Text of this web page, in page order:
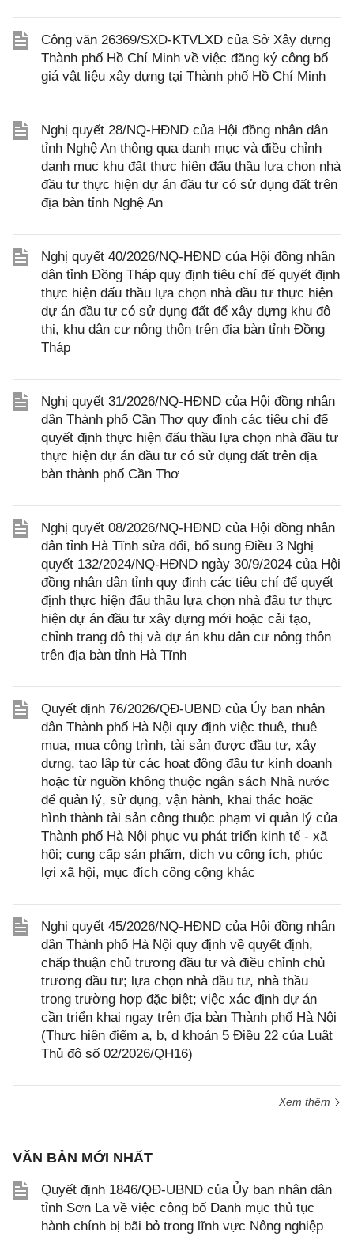
Công văn 26369/SXD-KTVLXD của Sở Xây dựng
Thành phố Hồ Chí Minh về việc đăng ký công bố
giá vật liệu xây dựng tại Thành phố Hồ Chí Minh
Nghị quyết 28/NQ-HĐND của Hội đồng nhân dân
tỉnh Nghệ An thông qua danh mục và điều chỉnh
danh mục khu đất thực hiện đấu thầu lựa chọn nhà
đầu tư thực hiện dự án đầu tư có sử dụng đất trên
địa bàn tỉnh Nghệ An
Nghị quyết 40/2026/NQ-HĐND của Hội đồng nhân
dân tỉnh Đồng Tháp quy định tiêu chí để quyết định
thực hiện đấu thầu lựa chọn nhà đầu tư thực hiện
dự án đầu tư có sử dụng đất để xây dựng khu đô
thị, khu dân cư nông thôn trên địa bàn tỉnh Đồng
Tháp
Nghị quyết 31/2026/NQ-HĐND của Hội đồng nhân
dân Thành phố Cần Thơ quy định các tiêu chí để
quyết định thực hiện đấu thầu lựa chọn nhà đầu tư
thực hiện dự án đầu tư có sử dụng đất trên địa
bàn thành phố Cần Thơ
Nghị quyết 08/2026/NQ-HĐND của Hội đồng nhân
dân tỉnh Hà Tĩnh sửa đổi, bổ sung Điều 3 Nghị
quyết 132/2024/NQ-HĐND ngày 30/9/2024 của Hội
đồng nhân dân tỉnh quy định các tiêu chí để quyết
định thực hiện đấu thầu lựa chọn nhà đầu tư thực
hiện dự án đầu tư xây dựng mới hoặc cải tạo,
chỉnh trang đô thị và dự án khu dân cư nông thôn
trên địa bàn tỉnh Hà Tĩnh
Quyết định 76/2026/QĐ-UBND của Ủy ban nhân
dân Thành phố Hà Nội quy định việc thuê, thuê
mua, mua công trình, tài sản được đầu tư, xây
dựng, tạo lập từ các hoạt động đầu tư kinh doanh
hoặc từ nguồn không thuộc ngân sách Nhà nước
để quản lý, sử dụng, vận hành, khai thác hoặc
hình thành tài sản công thuộc phạm vi quản lý của
Thành phố Hà Nội phục vụ phát triển kinh tế - xã
hội; cung cấp sản phẩm, dịch vụ công ích, phúc
lợi xã hội, mục đích công cộng khác
Nghị quyết 45/2026/NQ-HĐND của Hội đồng nhân
dân Thành phố Hà Nội quy định về quyết định,
chấp thuận chủ trương đầu tư và điều chỉnh chủ
trương đầu tư; lựa chọn nhà đầu tư, nhà thầu
trong trường hợp đặc biệt; việc xác định dự án
cần triển khai ngay trên địa bàn Thành phố Hà Nội
(Thực hiện điểm a, b, d khoản 5 Điều 22 của Luật
Thủ đô số 02/2026/QH16)
Xem thêm
VĂN BẢN MỚI NHẤT
Quyết định 1846/QĐ-UBND của Ủy ban nhân dân
tỉnh Sơn La về việc công bố Danh mục thủ tục
hành chính bị bãi bỏ trong lĩnh vực Nông nghiệp